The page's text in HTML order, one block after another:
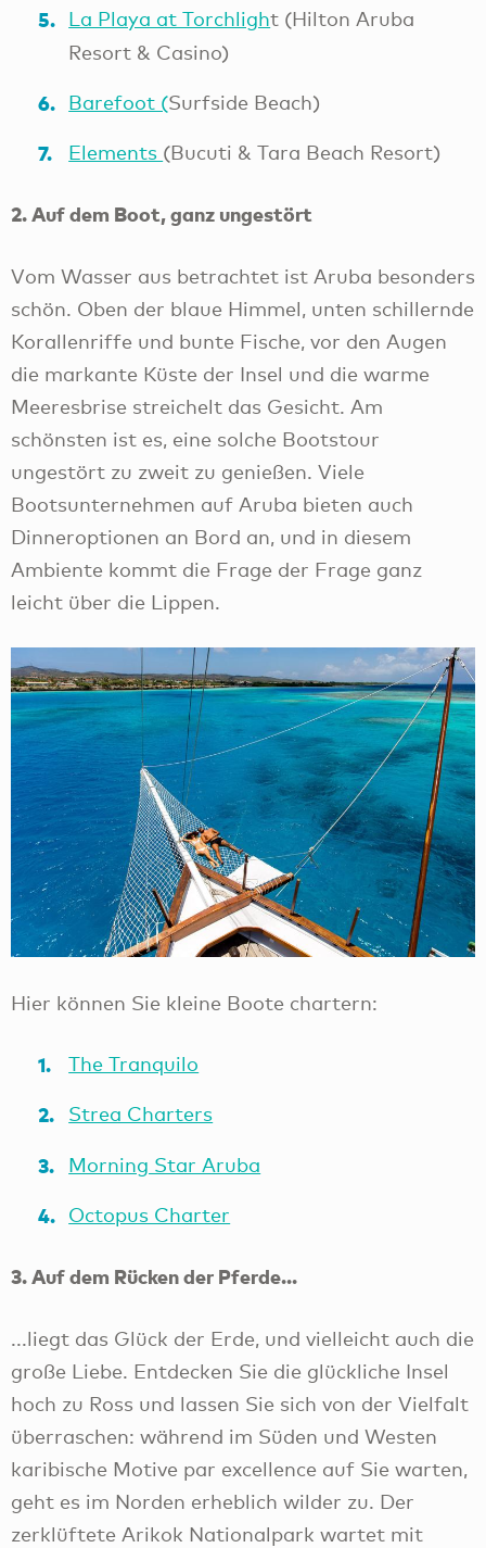
La Playa at Torchlight (Hilton Aruba
Resort & Casino)
Barefoot (Surfside Beach)
Elements (Bucuti & Tara Beach Resort)
2. Auf dem Boot, ganz ungestört
Vom Wasser aus betrachtet ist Aruba besonders
schön. Oben der blaue Himmel, unten schillernde
Korallenriffe und bunte Fische, vor den Augen
die markante Küste der Insel und die warme
Meeresbrise streichelt das Gesicht. Am
schönsten ist es, eine solche Bootstour
ungestört zu zweit zu genießen. Viele
Bootsunternehmen auf Aruba bieten auch
Dinneroptionen an Bord an, und in diesem
Ambiente kommt die Frage der Frage ganz
leicht über die Lippen.
Hier können Sie kleine Boote chartern:
The Tranquilo
Strea Charters
Morning Star Aruba
Octopus Charter
3. Auf dem Rücken der Pferde...
...liegt das Glück der Erde, und vielleicht auch die
große Liebe. Entdecken Sie die glückliche Insel
hoch zu Ross und lassen Sie sich von der Vielfalt
überraschen: während im Süden und Westen
karibische Motive par excellence auf Sie warten,
geht es im Norden erheblich wilder zu. Der
zerklüftete Arikok Nationalpark wartet mit